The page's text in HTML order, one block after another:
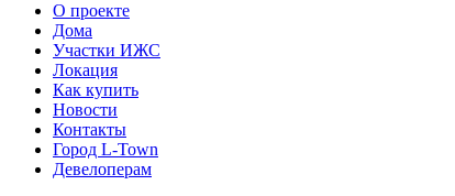
О проекте
Дома
Участки ИЖС
Локация
Как купить
Новости
Контакты
Город L-Town
Девелоперам